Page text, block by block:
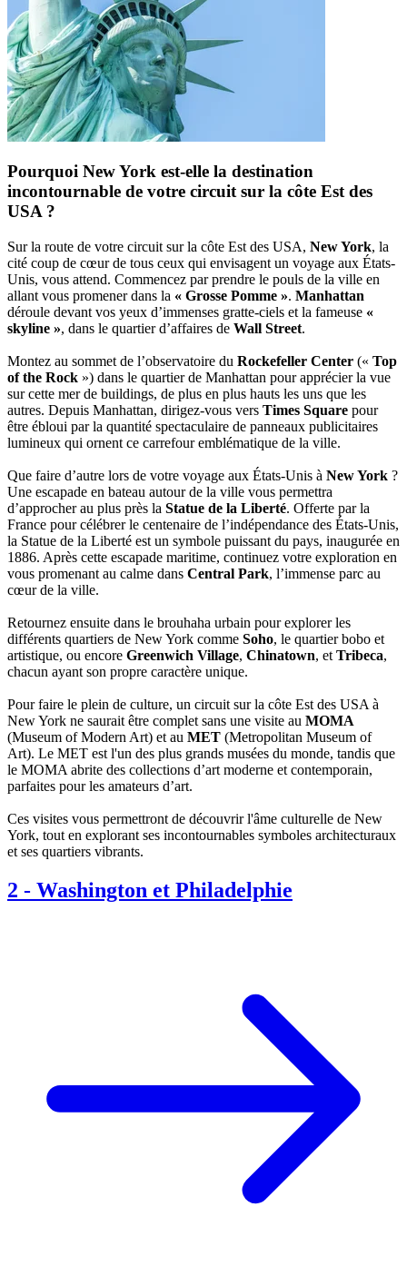
Pourquoi New York est-elle la destination
incontournable de votre circuit sur la côte Est des
USA ?
Sur la route de votre circuit sur la côte Est des USA, New York, la
cité coup de cœur de tous ceux qui envisagent un voyage aux États-
Unis, vous attend. Commencez par prendre le pouls de la ville en
allant vous promener dans la « Grosse Pomme ». Manhattan
déroule devant vos yeux d’immenses gratte-ciels et la fameuse «
skyline », dans le quartier d’affaires de Wall Street.
Montez au sommet de l’observatoire du Rockefeller Center (« Top
of the Rock ») dans le quartier de Manhattan pour apprécier la vue
sur cette mer de buildings, de plus en plus hauts les uns que les
autres. Depuis Manhattan, dirigez-vous vers Times Square pour
être ébloui par la quantité spectaculaire de panneaux publicitaires
lumineux qui ornent ce carrefour emblématique de la ville.
Que faire d’autre lors de votre voyage aux États-Unis à New York ?
Une escapade en bateau autour de la ville vous permettra
d’approcher au plus près la Statue de la Liberté. Offerte par la
France pour célébrer le centenaire de l’indépendance des États-Unis,
la Statue de la Liberté est un symbole puissant du pays, inaugurée en
1886. Après cette escapade maritime, continuez votre exploration en
vous promenant au calme dans Central Park, l’immense parc au
cœur de la ville.
Retournez ensuite dans le brouhaha urbain pour explorer les
différents quartiers de New York comme Soho, le quartier bobo et
artistique, ou encore Greenwich Village, Chinatown, et Tribeca,
chacun ayant son propre caractère unique.
Pour faire le plein de culture, un circuit sur la côte Est des USA à
New York ne saurait être complet sans une visite au MOMA
(Museum of Modern Art) et au MET (Metropolitan Museum of
Art). Le MET est l'un des plus grands musées du monde, tandis que
le MOMA abrite des collections d’art moderne et contemporain,
parfaites pour les amateurs d’art.
Ces visites vous permettront de découvrir l'âme culturelle de New
York, tout en explorant ses incontournables symboles architecturaux
et ses quartiers vibrants.
2 - Washington et Philadelphie